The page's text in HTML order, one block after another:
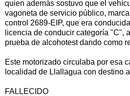
quien además sostuvo que el
vagoneta de servicio público,
control 2689-EIP, que era
licencia de conducir categoría "C",
prueba de alcohotest dando como
Este motorizado circulaba por esa
localidad de Llallagua con destino
FALLECIDO